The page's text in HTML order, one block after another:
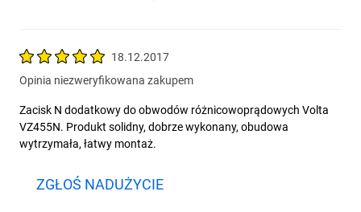
18.12.2017
Opinia niezweryfikowana zakupem
Zacisk N dodatkowy do obwodów różnicowoprądowych Volta
VZ455N. Produkt solidny, dobrze wykonany, obudowa
wytrzymała, łatwy montaż.
ZGŁOŚ NADUŻYCIE